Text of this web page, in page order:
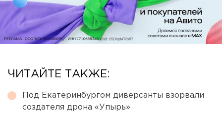
ЧИТАЙТЕ ТАКЖЕ:
Под Екатеринбургом диверсанты взорвали
создателя дрона «Упырь»